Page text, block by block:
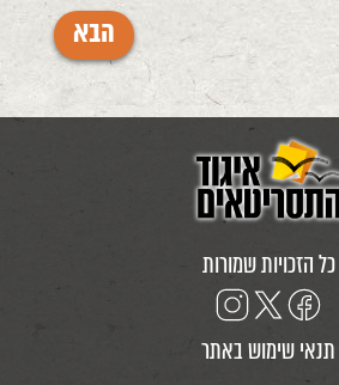
הבא
כל הזכויות שמורות
תנאי שימוש באתר